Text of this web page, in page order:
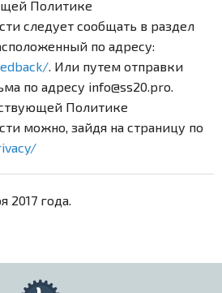
Политике
следует сообщать в раздел
по адресу:
. Или путем отправки
по адресу info@ss20.pro.
Политике
можно, зайдя на страницу по
2017 года.